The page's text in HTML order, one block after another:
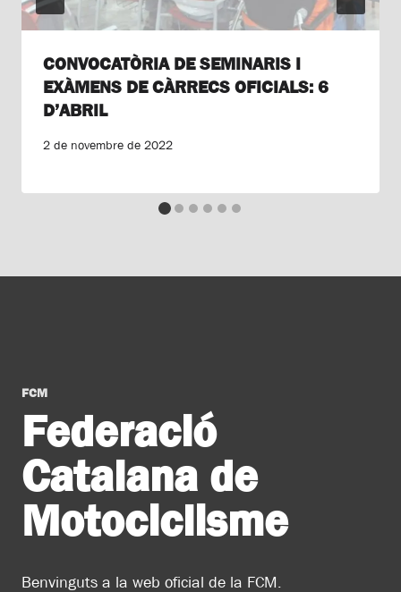
CONVOCATÒRIA DE SEMINARIS I
EXÀMENS DE CÀRRECS OFICIALS: 6
D’ABRIL
2 de novembre de 2022
FCM
Federació
Catalana de
Motociclisme
Benvinguts a la web oficial de la FCM.